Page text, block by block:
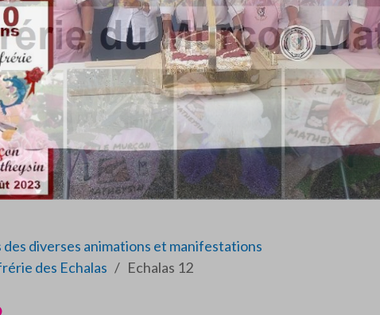
diverses animations et manifestations
des Echalas
Echalas 12